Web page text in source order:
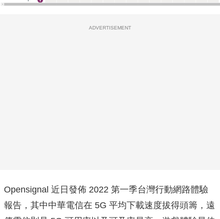
ADVERTISEMENT
Opensignal 近日發佈 2022 第一季台灣行動網路體驗
報告，其中中華電信在 5G 平均下載速度拔得頭籌，遠